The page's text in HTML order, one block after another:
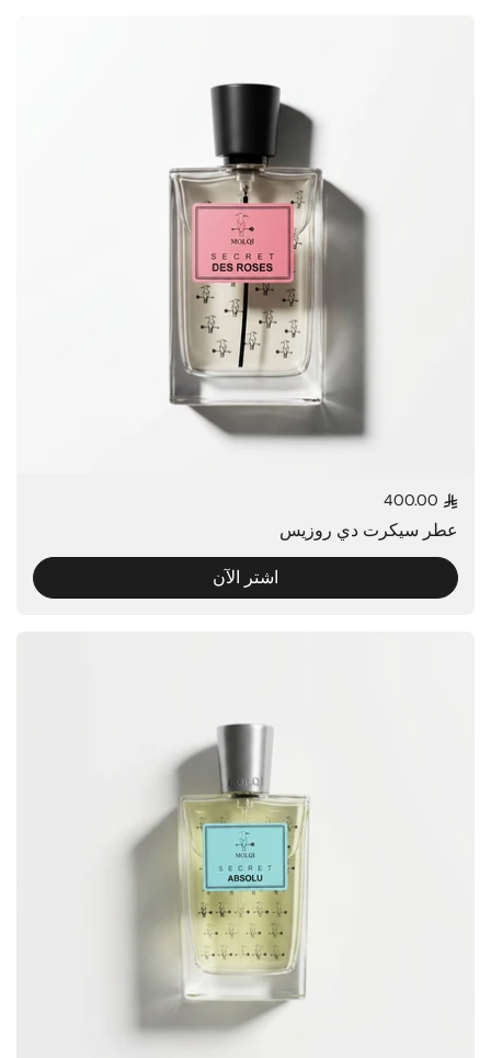
السعر العادي
عطر سيكرت دي روزيس
اشتر الآن